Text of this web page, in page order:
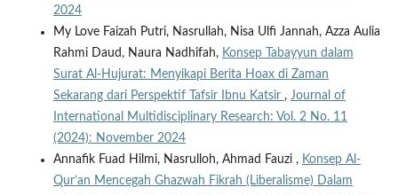
2024
My Love Faizah Putri, Nasrullah, Nisa Ulfi Jannah, Azza Aulia
Rahmi Daud, Naura Nadhifah, Konsep Tabayyun dalam
Surat Al-Hujurat: Menyikapi Berita Hoax di Zaman
Sekarang dari Perspektif Tafsir Ibnu Katsir , Journal of
International Multidisciplinary Research: Vol. 2 No. 11
(2024): November 2024
Annafik Fuad Hilmi, Nasrulloh, Ahmad Fauzi , Konsep Al-
Qur’an Mencegah Ghazwah Fikrah (Liberalisme) Dalam